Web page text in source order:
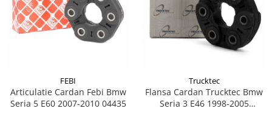
20W-50
20W-60
Uleiuri hidraulice
Gradina
Pipe si fise bujii
Bujii
Incarcatoare acumulator baterie
Semnalizare
FEBI
Articulatie Cardan Febi Bmw
Seria 5 E60 2007-2010 04435
Trucktec
Flansa Cardan Trucktec Bmw
Seria 3 E46 1998-2005